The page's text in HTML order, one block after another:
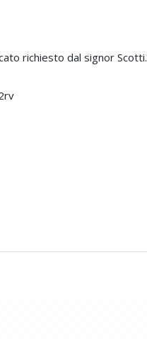
richiesto dal signor Scotti.